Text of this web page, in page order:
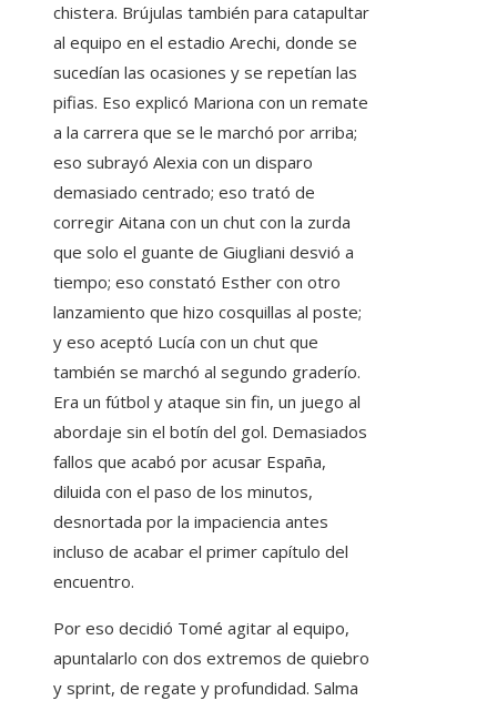
chistera. Brújulas también para catapultar
al equipo en el estadio Arechi, donde se
sucedían las ocasiones y se repetían las
pifias. Eso explicó Mariona con un remate
a la carrera que se le marchó por arriba;
eso subrayó Alexia con un disparo
demasiado centrado; eso trató de
corregir Aitana con un chut con la zurda
que solo el guante de Giugliani desvió a
tiempo; eso constató Esther con otro
lanzamiento que hizo cosquillas al poste;
y eso aceptó Lucía con un chut que
también se marchó al segundo graderío.
Era un fútbol y ataque sin fin, un juego al
abordaje sin el botín del gol. Demasiados
fallos que acabó por acusar España,
diluida con el paso de los minutos,
desnortada por la impaciencia antes
incluso de acabar el primer capítulo del
encuentro.
Por eso decidió Tomé agitar al equipo,
apuntalarlo con dos extremos de quiebro
y sprint, de regate y profundidad. Salma